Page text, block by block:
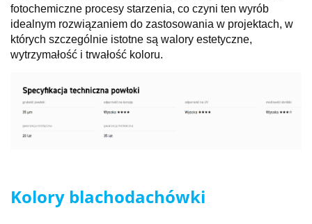
fotochemiczne procesy starzenia, co czyni ten wyrób
idealnym rozwiązaniem do zastosowania w projektach, w
których szczególnie istotne są walory estetyczne,
wytrzymałość i trwałość koloru.
Kolory blachodachówki